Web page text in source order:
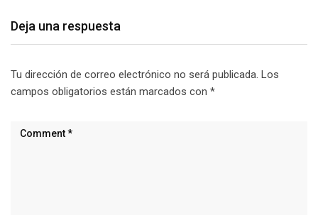
Deja una respuesta
Tu dirección de correo electrónico no será publicada. Los
campos obligatorios están marcados con *